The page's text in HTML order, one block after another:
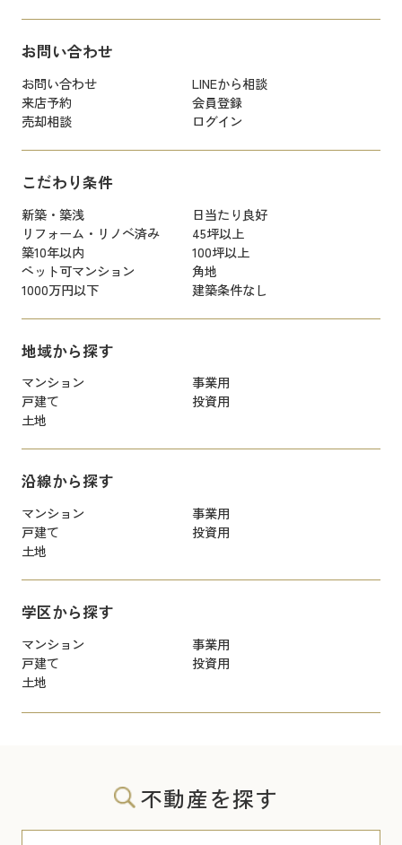
お問い合わせ
お問い合わせ
LINEから相談
来店予約
会員登録
売却相談
ログイン
こだわり条件
新築・築浅
日当たり良好
リフォーム・リノベ済み
45坪以上
築10年以内
100坪以上
ペット可マンション
角地
1000万円以下
建築条件なし
地域から探す
マンション
事業用
戸建て
投資用
土地
沿線から探す
マンション
事業用
戸建て
投資用
土地
学区から探す
マンション
事業用
戸建て
投資用
土地
不動産を探す